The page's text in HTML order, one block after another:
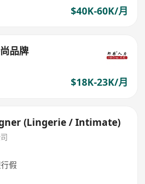
$40K-60K/月
品牌
$18K-23K/月
(Lingerie / Intimate)
假